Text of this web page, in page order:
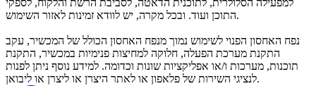
למפעילה הסלולרית, לתוכנית הדאטה, לסביבת הרשת והלקוח, לספקי
התוכן ועוד. ובכל מקרה, יש לוודא זמינות לאזור השימוש.
נפח האחסון הפנוי לשימוש נמוך מנפח האחסון הכולל של המכשיר, עקב
התקנת מערכת הפעלה, חלוקה למחיצות פנימיות במכשיר, התקנת
תוכנות, מערכות ו/או אפליקציות שונות וכדומה. למידע נוסף ניתן לפנות
לנציגי השירות של פלאפון או לאתר היצרן או ליצרן או ליבואן.